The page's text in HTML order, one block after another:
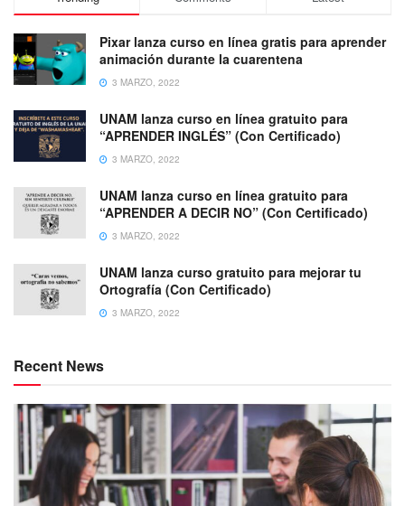
Pixar lanza curso en línea gratis para aprender
animación durante la cuarentena
3 MARZO, 2022
UNAM lanza curso en línea gratuito para
“APRENDER INGLÉS” (Con Certificado)
3 MARZO, 2022
UNAM lanza curso en línea gratuito para
“APRENDER A DECIR NO” (Con Certificado)
3 MARZO, 2022
UNAM lanza curso gratuito para mejorar tu
Ortografía (Con Certificado)
3 MARZO, 2022
Recent News